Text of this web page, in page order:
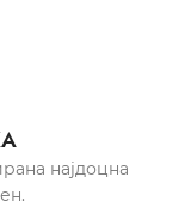
најдоцна